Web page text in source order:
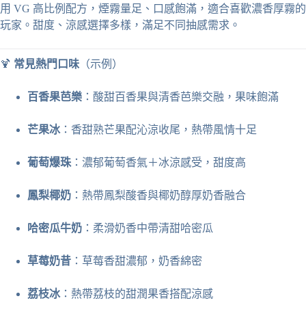
用 VG 高比例配方，煙霧量足、口感飽滿，適合喜歡濃香厚霧的
玩家。甜度、涼感選擇多樣，滿足不同抽感需求。
🍹 常見熱門口味 （示例）
百香果芭樂 ：酸甜百香果與清香芭樂交融，果味飽滿
芒果冰：香甜熟芒果配沁涼收尾，熱帶風情十足
葡萄爆珠：濃郁葡萄香氣＋冰涼感受，甜度高
鳳梨椰奶 ：熱帶鳳梨酸香與椰奶醇厚奶香融合
哈密瓜牛奶 ：柔滑奶香中帶清甜哈密瓜
草莓奶昔 ：草莓香甜濃郁，奶香綿密
荔枝冰：熱帶荔枝的甜潤果香搭配涼感